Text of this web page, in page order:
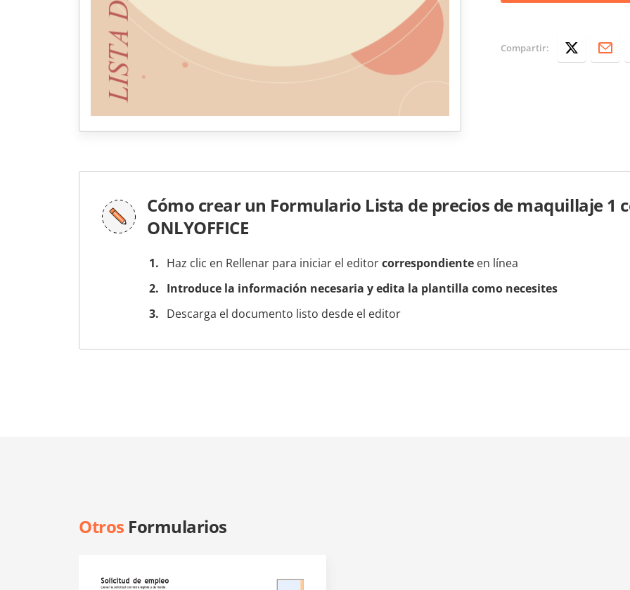
Compartir:
Cómo crear un Formulario Lista de precios de maquillaje 1
ONLYOFFICE
Haz clic en Rellenar para iniciar el editorcorrespondiente en línea
Introduce la información necesaria y edita la plantilla como necesites
Descarga el documento listo desde el editor
Otros Formularios